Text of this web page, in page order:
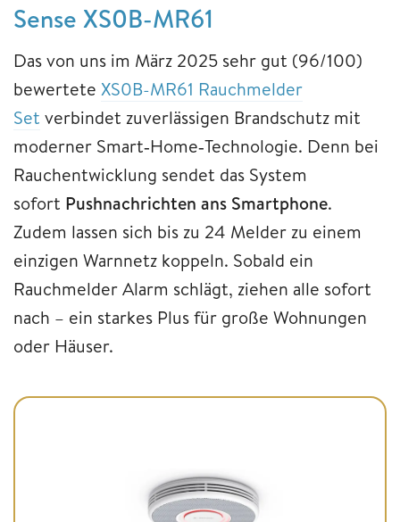
Sense XS0B-MR61
Das von uns im März 2025 sehr gut (96/100)
bewertete XS0B-MR61 Rauchmelder
Set verbindet zuverlässigen Brandschutz mit
moderner Smart‑Home‑Technologie. Denn bei
Rauchentwicklung sendet das System
sofort Pushnachrichten ans Smartphone.
Zudem lassen sich bis zu 24 Melder zu einem
einzigen Warnnetz koppeln. Sobald ein
Rauchmelder Alarm schlägt, ziehen alle sofort
nach – ein starkes Plus für große Wohnungen
oder Häuser.